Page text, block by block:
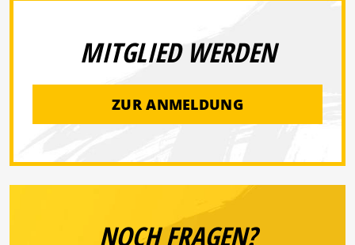
MITGLIED WERDEN
ZUR ANMELDUNG
NOCH FRAGEN?